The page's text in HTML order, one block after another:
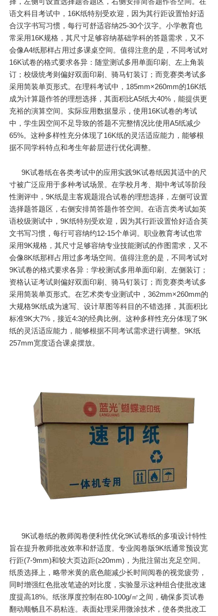
语文科目考试中，16K纸特别受欢迎，因为其行距设置恰好适
合汉字书写习惯，每行可舒适容纳25-30个汉字。小学教育也
常采用16K规格，其尺寸足够容纳基础学科的答题需求，又不
会像A4纸那样占用过多课桌空间。值得注意的是，不同考试对
16K试卷的格式要求各异：随堂测试多用单面印刷、左上角装
订；校级统考则偏好双面印刷、骑马钉装订；而竞赛类考试多
采用简装单页形式。在理科考试中，185mm×260mm的16K纸
成为计算题作答的理想选择，其面积比A5纸大40%，能提供更
充裕的演算空间。实际应用数据显示，使用16K试卷的考试
中，学生因空间不足导致的答题不完整情况比使用A5纸减少
65%。这种多样性充分体现了16K纸的灵活适应能力，能够根
据不同学科特点和考生年龄层进行优化调整。
9K试卷纸在各类考试中的应用实践9K试卷纸因其适中的尺
寸被广泛应用于多种考试场景。在学校月考、期中考试等阶段
性测评中，9K纸是主客观题混合试卷的理想选择，左侧可设置
选择题答题区，右侧安排简答题作答空间。在语言类考试如英
语校级测试中，9K纸特别受欢迎，因为其行距设置恰好适合英
文书写习惯，每行可容纳约12-15个单词。职业教育考试也常
采用9K规格，其尺寸足够容纳专业技能测试的作图需求，又不
会像8K纸那样占用过多考场空间。值得注意的是，不同考试对
9K试卷的格式要求各异：学校测试多用单面印刷、左侧装订；
资格认证考试则偏好双面印刷、骑马钉装订；而竞赛类考试多
采用简装单页形式。在艺术类专业测试中，362mm×260mm的
大规格9K纸成为速写、设计草图等科目的不错选择，其面积比
标准9K大7%，接近4:3的经典比例。这种多样性充分体现了9K
纸的灵活适应能力，能够根据不同考试需求进行调整。9K纸
257mm宽度适合课桌摆放。
9K试卷纸的教师阅卷便利性优化9K试卷纸的多项设计特性
旨在提升教师批改效率和舒适度。专业阅卷版9K纸通常预设宽
行距(7-9mm)和较大页边距(≥20mm)，为批注留出充足空间。
纸质选择上，略带米黄的底色能减少长时间阅卷的视觉疲劳，
同时增强红色批改笔迹的对比度，实验显示这种组合使批改速
度提高18%。纸张厚度控制在80-100g/㎡之间，确保多页试卷
翻动顺畅且不易粘连。表面处理采用微涂技术，使各类批改工